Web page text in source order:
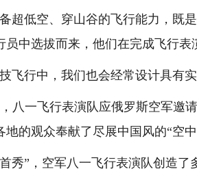
低空、穿山谷的飞行能力，既是
员中选拔而来，他们在完成飞行表
行中，我们也会经常设计具有实
一飞行表演队应俄罗斯空军邀请
地的观众奉献了尽展中国风的“空中
”，空军八一飞行表演队创造了